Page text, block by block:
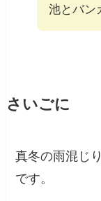
池とバン
さいごに
真冬の雨混じ
です。